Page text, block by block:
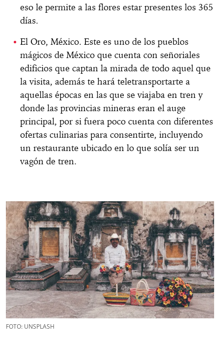
eso le permite a las flores estar presentes los 365
días.
El Oro, México. Este es uno de los pueblos
mágicos de México que cuenta con señoriales
edificios que captan la mirada de todo aquel que
la visita, además te hará teletransportarte a
aquellas épocas en las que se viajaba en tren y
donde las provincias mineras eran el auge
principal, por si fuera poco cuenta con diferentes
ofertas culinarias para consentirte, incluyendo
un restaurante ubicado en lo que solía ser un
vagón de tren.
FOTO: UNSPLASH